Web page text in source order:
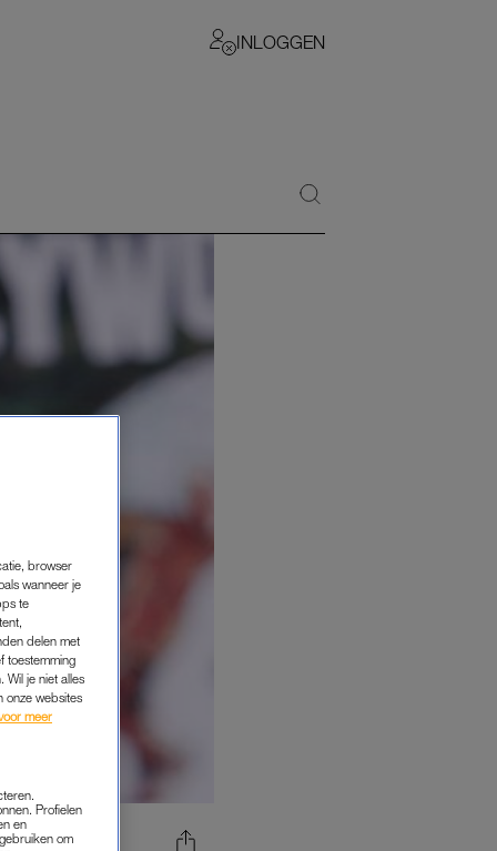
INLOGGEN
browser
wanneer je
te
delen met
toestemming
Wil je niet alles
onze websites
meer
Profielen
en
om